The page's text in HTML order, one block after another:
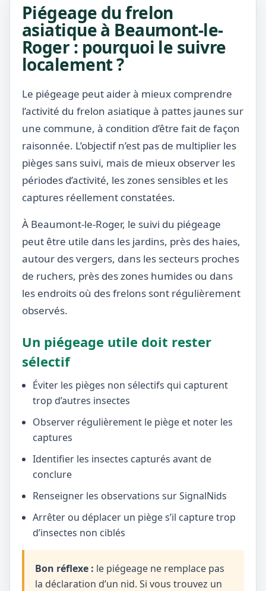
Piégeage du frelon
asiatique à Beaumont-le-
Roger : pourquoi le suivre
localement ?
Le piégeage peut aider à mieux comprendre
l’activité du frelon asiatique à pattes jaunes sur
une commune, à condition d’être fait de façon
raisonnée. L’objectif n’est pas de multiplier les
pièges sans suivi, mais de mieux observer les
périodes d’activité, les zones sensibles et les
captures réellement constatées.
À Beaumont-le-Roger, le suivi du piégeage
peut être utile dans les jardins, près des haies,
autour des vergers, dans les secteurs proches
de ruchers, près des zones humides ou dans
les endroits où des frelons sont régulièrement
observés.
Un piégeage utile doit rester
sélectif
Éviter les pièges non sélectifs qui capturent
trop d’autres insectes
Observer régulièrement le piège et noter les
captures
Identifier les insectes capturés avant de
conclure
Renseigner les observations sur SignalNids
Arrêter ou déplacer un piège s’il capture trop
d’insectes non ciblés
Bon réflexe : le piégeage ne remplace pas
la déclaration d’un nid. Si vous trouvez un